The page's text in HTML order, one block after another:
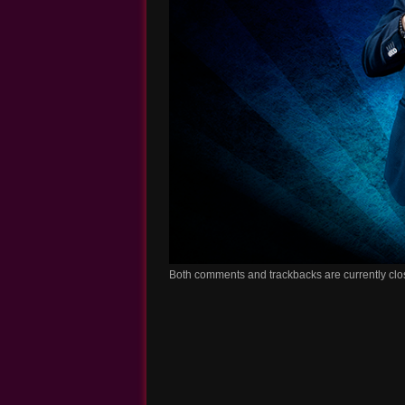
Both comments and trackbacks are currently